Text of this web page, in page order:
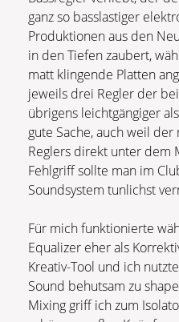
ganz so basslastiger
Produktionen aus den
in den Tiefen zaubert,
matt klingende Platten
jeweils drei Regler der
übrigens leichtgängiger
gute Sache, auch weil
Reglers direkt unter dem
Fehlgriff sollte man im
Soundsystem tunlichst
Für mich funktionierte
Equalizer eher als
Kreativ-Tool und ich
Sound behutsam zu
Mixing griff ich zum